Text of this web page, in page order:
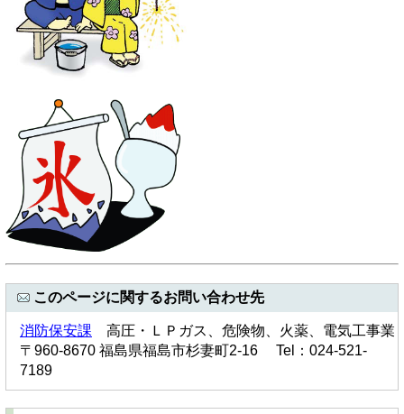
このページに関するお問い合わせ先
消防保安課 高圧・ＬＰガス、危険物、火薬、電気工事業
〒960-8670 福島県福島市杉妻町2-16 Tel：024-521-
7189